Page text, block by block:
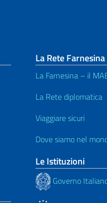
La Rete Farnesina
La Farnesina – il
La Rete diplomatica
Viaggiare sicuri
Dove siamo nel
Le Istituzioni
Governo